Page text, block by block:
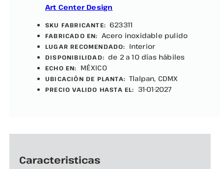
Art Center Design
SKU FABRICANTE: 623311
FABRICADO EN: Acero inoxidable pulido
LUGAR RECOMENDADO: Interior
DISPONIBILIDAD: de 2 a 10 días hábiles
ECHO EN: MÉXICO
UBICACIÓN DE PLANTA: Tlalpan, CDMX
PRECIO VALIDO HASTA EL: 31-01-2027
Caracteristicas